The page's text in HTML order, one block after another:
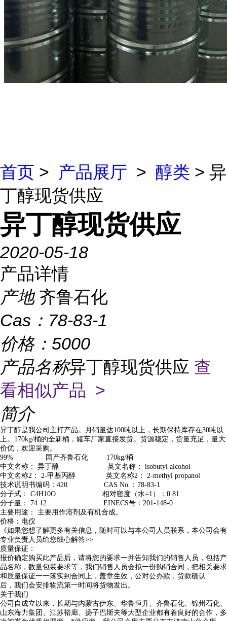
首页 > 产品展厅 > 醇类 > 异
丁醇现货供应
异丁醇现货供应
2020-05-18
产品详情
产地 齐鲁石化
Cas： 78-83-1
价格： 5000
产品名称异丁醇现货供应 查
看相似产品 >
简介
异丁醇是我公司主打产品。月销量达100吨以上，长期保持库存在30吨以
上。170kg/桶的全新桶，罐车厂家直接发货。货源稳定，货量充足，量大
价优，欢迎采购。
99% 国产齐鲁石化 170kg/桶
中文名称： 异丁醇 英文名称： isobutyl alcohol
中文名称2： 2-甲基丙醇 英文名称2： 2-methyl propanol
技术说明书编码：420 CAS No.：78-83-1
分子式： C4H10O 相对密度（水=1）：0.81
分子量： 74.12 EINECS号：201-148-0
主要用途： 主要用作溶剂及有机合成。
价格：电仪
《如果您想了解更多有关信息，随时可以与本公司人员联系，本公司会有
专业负责人员给您细心解答>>
质量保证：
报价确定购买此产品后，请将您的要求一并告知我们的销售人员，包括产
品名称，数量包装要求等，我们销售人员会拟一份购销合同，把相关要求
和质量保证一一落实到合同上，盖章生效，公对公办款，货款确认
后，我们会安排物流第一时间将货物发出。
关于我们
公司自成立以来，长期与内蒙古伊东、华鲁恒升、齐鲁石化、锦州石化、
山东海力集团、江苏裕廊、扬子巴斯夫等大型企业都有着良好的合作，多